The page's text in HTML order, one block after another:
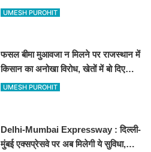
अवकाश, देखें
UMESH PUROHIT
फसल बीमा मुआवजा न मिलने पर राजस्थान में
किसान का अनोखा विरोध, खेतों में बो दिए
500-500 रुपए के नोट, वीडियो वायरल
UMESH PUROHIT
Delhi-Mumbai Expressway : दिल्ली-
मुंबई एक्सप्रेसवे पर अब मिलेगी ये सुविधा,